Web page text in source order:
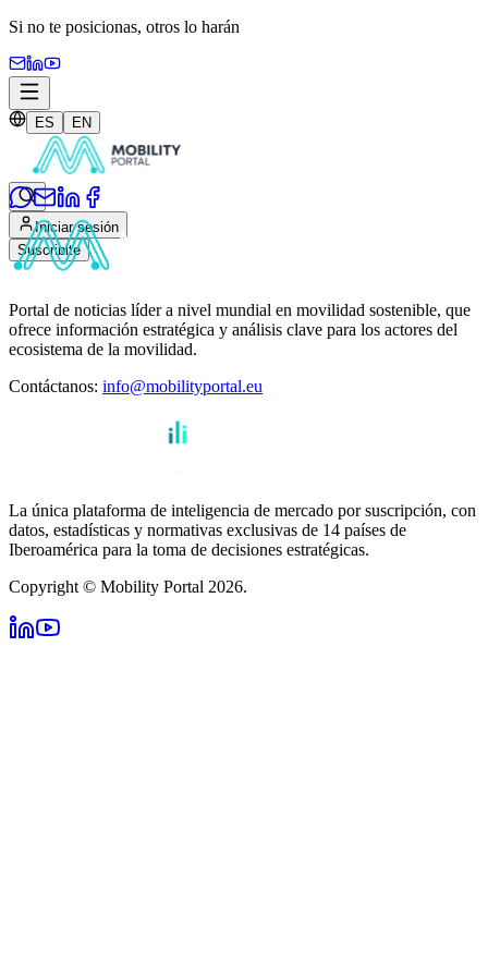
Si no te posicionas, otros lo harán
ES EN
Iniciar sesión
Suscribite
Portal de noticias líder a nivel mundial en movilidad sostenible, que
ofrece información estratégica y análisis clave para los actores del
ecosistema de la movilidad.
Contáctanos: info@mobilityportal.eu
La única plataforma de inteligencia de mercado por suscripción, con
datos, estadísticas y normativas exclusivas de 14 países de
Iberoamérica para la toma de decisiones estratégicas.
Copyright © Mobility Portal 2026.